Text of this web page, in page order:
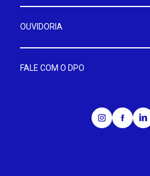
OUVIDORIA
FALE COM O DPO